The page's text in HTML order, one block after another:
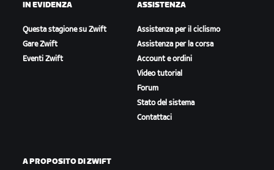
IN EVIDENZA
Questa stagione su Zwift
Gare Zwift
Eventi Zwift
ASSISTENZA
Assistenza per il ciclismo
Assistenza per la corsa
Account e ordini
Video tutorial
Forum
Stato del sistema
Contattaci
A PROPOSITO DI ZWIFT